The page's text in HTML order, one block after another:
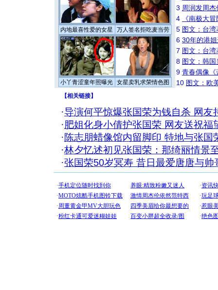
内地最喜性爱的女星 万人签名拒吃麦当劳
小丫青涩童年照曝光 女星卖乳求荣情色图
3 周润发周
4
《南极大
5 图文：台
6 30年的港
7 图文：台
8 图文：韩
9 青春偶像《
10 图文：欧
【相关链接】
·导演何平惊爆张国荣为钱自杀 网友
·肥姐化身小倩护张国荣 网友送祝福
·陈志朋蜡像馆内留脚印 特地与张国
·林夕忆述初见张国荣：那绮丽情景
·张国荣50岁冥寿 昔日最爱唐唐与帅